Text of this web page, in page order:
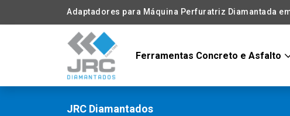
Adaptadores para Máquina Perfuratriz Diamantada
Ferramentas Concreto e Asfalto
JRC Diamantados